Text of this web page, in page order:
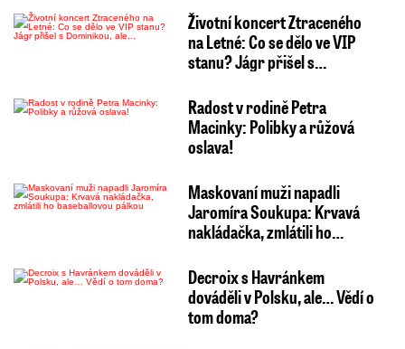
Životní koncert Ztraceného
na Letné: Co se dělo ve VIP
stanu? Jágr přišel s…
Radost v rodině Petra
Macinky: Polibky a růžová
oslava!
Maskovaní muži napadli
Jaromíra Soukupa: Krvavá
nakládačka, zmlátili ho…
Decroix s Havránkem
dováděli v Polsku, ale… Vědí o
tom doma?